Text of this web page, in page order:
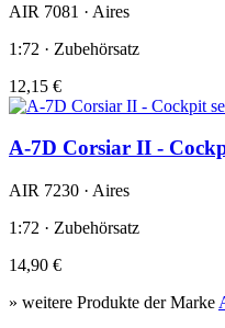
AIR 7081 · Aires
1:72 · Zubehörsatz
12,15 €
A-7D Corsiar II -
AIR 7230 · Aires
1:72 · Zubehörsatz
14,90 €
» weitere Produkte der Marke